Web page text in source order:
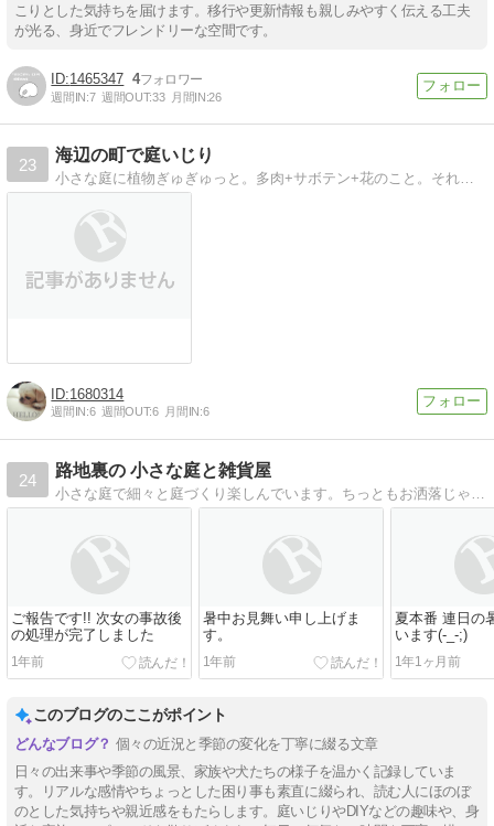
こりとした気持ちを届けます。移行や更新情報も親しみやすく伝える工夫
が光る、身近でフレンドリーな空間です。
1465347 4
週間IN:7 週間OUT:33 月間IN:26
23
海辺の町で庭いじり
小さな庭に植物ぎゅぎゅっと。多肉+サボテン+花のこと。それからレオン（ペキニーズ）との散歩道の風景や時々かぎ針編みも。
1680314
週間IN:6 週間OUT:6 月間IN:6
24
路地裏の 小さな庭と雑貨屋
ご報告です!! 次女の事故後
の処理が完了しました
1年前
暑中お見舞い申し上げま
す。
1年前
夏本番 連日の
います(-_-;)
1年1ヶ月前
このブログのここがポイント
個々の近況と季節の変化を丁寧に綴る文章
日々の出来事や季節の風景、家族や犬たちの様子を温かく記録していま
す。リアルな感情やちょっとした困り事も素直に綴られ、読む人にほのぼ
のとした気持ちや親近感をもたらします。庭いじりやDIYなどの趣味や、身